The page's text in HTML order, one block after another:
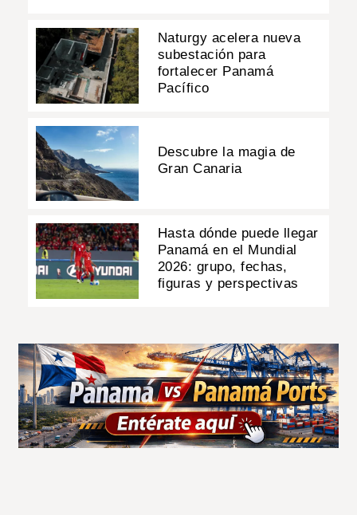
Naturgy acelera nueva
subestación para
fortalecer Panamá
Pacífico
Descubre la magia de
Gran Canaria
Hasta dónde puede llegar
Panamá en el Mundial
2026: grupo, fechas,
figuras y perspectivas